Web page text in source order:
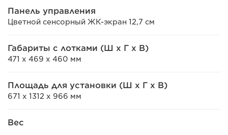
Панель управления
Цветной сенсорный ЖК-экран 12,7 см
Габариты с лотками (Ш x Г x В)
471 x 469 x 460 мм
Площадь для установки (Ш x Г x В)
671 x 1312 x 966 мм
Вес